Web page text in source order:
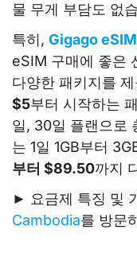
물 무게 부담도 없
특히, Gigago eSIM
eSIM 구매에 좋은
다양한 패키지를
$5부터 시작하는
일, 30일 플랜으로
는 1일 1GB부터
부터 $89.50까지
► 요금제 특징 및
Cambodia를 방문